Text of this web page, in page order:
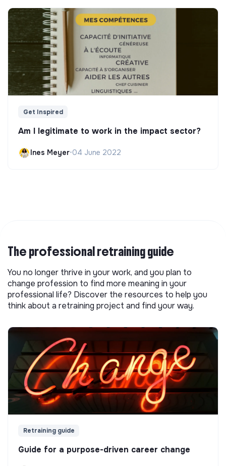
Get Inspired
Am I legitimate to work in the impact sector?
Ines Meyer•04 June 2022
The professional retraining guide
You no longer thrive in your work, and you plan to
change profession to find more meaning in your
professional life? Discover the resources to help you
think about a retraining project and find your way.
Retraining guide
Guide for a purpose-driven career change